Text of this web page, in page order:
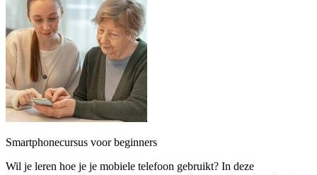
Smartphonecursus voor beginners
Wil je leren hoe je je mobiele telefoon gebruikt? In deze